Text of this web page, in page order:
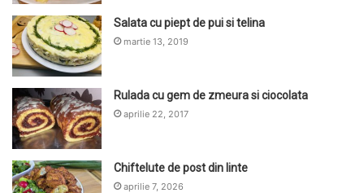
Salata cu piept de pui si telina
martie 13, 2019
Rulada cu gem de zmeura si ciocolata
aprilie 22, 2017
Chiftelute de post din linte
aprilie 7, 2026